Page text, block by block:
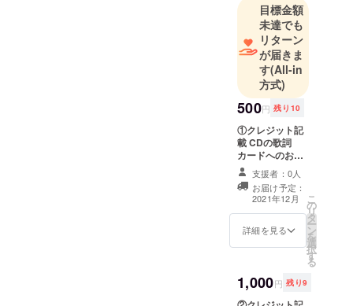
目標金額
未達でも
リターン
が届きま
す(All-in
方式)
500円 残り10
①クレジット記
載 CDの歌詞
カードへのお名
前の記載になり
ます。 ※支援
時、必ず備考欄
にご希望のお名
前をご記入くだ
さい。
支援者：0人
お届け予定：
2021年12月
詳細を見る
こ
の
リ
タ
ー
ン
を
選
択
す
る
1,000円 残り9